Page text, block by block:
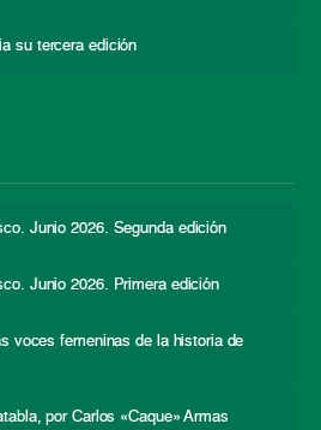
su tercera edición
Junio 2026. Segunda edición
Junio 2026. Primera edición
voces femeninas de la historia de
por Carlos «Caque» Armas